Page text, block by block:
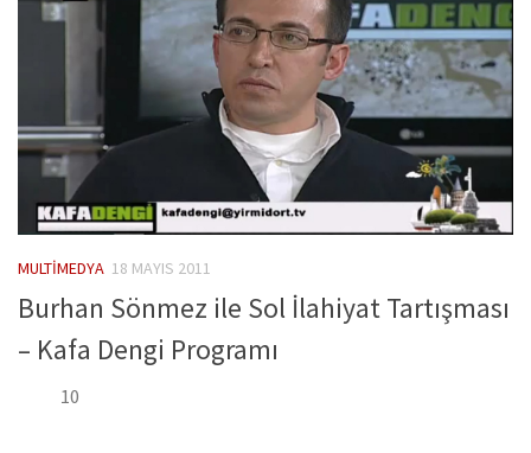
MULTIMEDYA 18 MAYIS 2011
Burhan Sönmez ile Sol İlahiyat Tartışması
– Kafa Dengi Programı
10